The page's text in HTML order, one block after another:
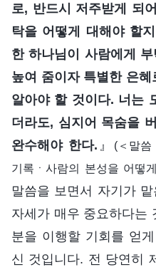
로, 반드시 저주받게 되
탁을 어떻게 대해야 할
한 하나님이 사람에게
높여 줌이자 특별한 은
알아야 할 것이다. 너는
더라도, 심지어 목숨을
완수해야 한다. 』
(＜말
기록ㆍ사람의 본성을 어떻
말씀을 보면서 자기가
자세가 매우 중요하다는
분을 이행할 기회를 얻
신 것입니다. 전 당연히